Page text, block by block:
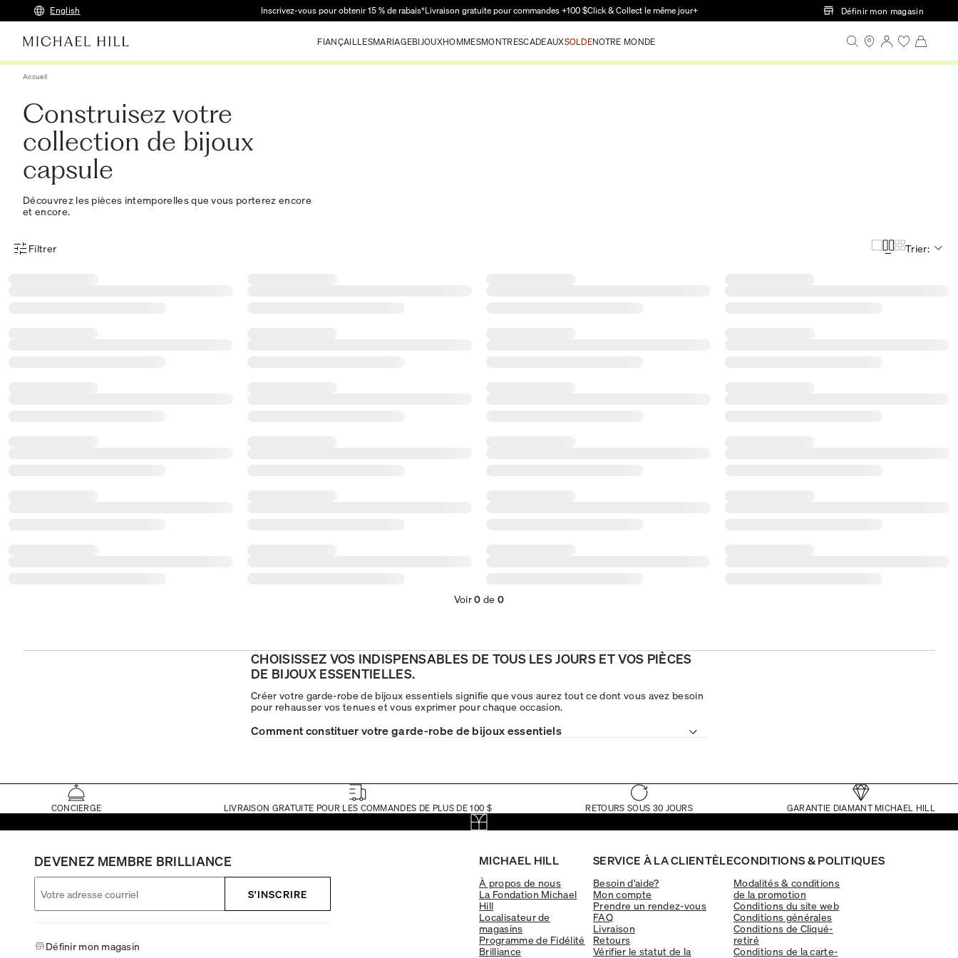
Passer au contenu principal
English Inscrivez-vous pour obtenir 15 % de rabais†Livraison gratuite pour commandes +100 $Click & Collect le même jour+ Définir mon magasin
FIANÇAILLESMARIAGEBIJOUXHOMMESMONTRESCADEAUXSOLDENOTRE MONDE
Accueil
Construisez votre
collection de bijoux
capsule
Découvrez les pièces intemporelles que vous porterez encore
et encore.
Menu des filtres d'articles
Filtrer Trier:
Voir0 de 0
CHOISISSEZ VOS INDISPENSABLES DE TOUS LES JOURS ET VOS PIÈCES
DE BIJOUX ESSENTIELLES.
Créer votre garde-robe de bijoux essentiels signifie que vous aurez tout ce dont vous avez besoin
pour rehausser vos tenues et vous exprimer pour chaque occasion.
Comment constituer votre garde-robe de bijoux essentiels
CONCIERGE LIVRAISON GRATUITE POUR LES COMMANDES DE PLUS DE 100 $ RETOURS SOUS 30 JOURS GARANTIE DIAMANT MICHAEL HILL
MICHAEL HILL
À propos de nous
La Fondation Michael
Hill
Localisateur de
magasins
Programme de Fidélité
Brilliance
SERVICE À LA CLIENTÈLE
Besoin d'aide?
Mon compte
Prendre un rendez-vous
FAQ
Livraison
Retours
Vérifier le statut de la
CONDITIONS & POLITIQUES
Modalités & conditions
de la promotion
Conditions du site web
Conditions générales
Conditions de Cliqué-
retiré
Conditions de la carte-
DEVENEZ MEMBRE BRILLIANCE
S'INSCRIRE
Définir mon magasin